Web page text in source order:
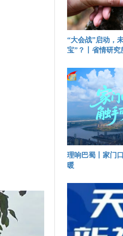
“大会战”启动，
宝”？丨省情研究
理响巴蜀丨家门
暖